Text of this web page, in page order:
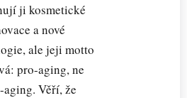
ji kosmetické
a nové
ale jeji motto
pro-aging, ne
Věří, že